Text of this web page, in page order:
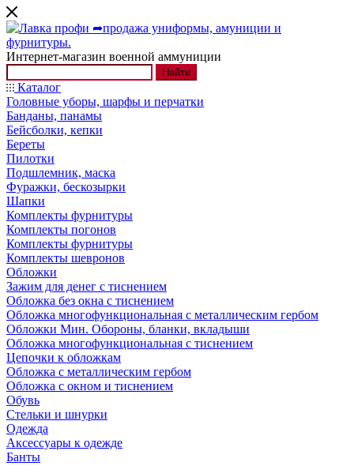
Интернет-магазин военной аммуниции
Найти
Каталог
Головные уборы, шарфы и перчатки
Банданы, панамы
Бейсболки, кепки
Береты
Пилотки
Подшлемник, маска
Фуражки, бескозырки
Шапки
Комплекты фурнитуры
Комплекты погонов
Комплекты фурнитуры
Комплекты шевронов
Обложки
Зажим для денег с тиснением
Обложка без окна с тиснением
Обложка многофункциональная с металлическим гербом
Обложки Мин. Обороны, бланки, вкладыши
Обложка многофункциональная с тиснением
Цепочки к обложкам
Обложка с металлическим гербом
Обложка с окном и тиснением
Обувь
Стельки и шнурки
Одежда
Аксессуары к одежде
Банты